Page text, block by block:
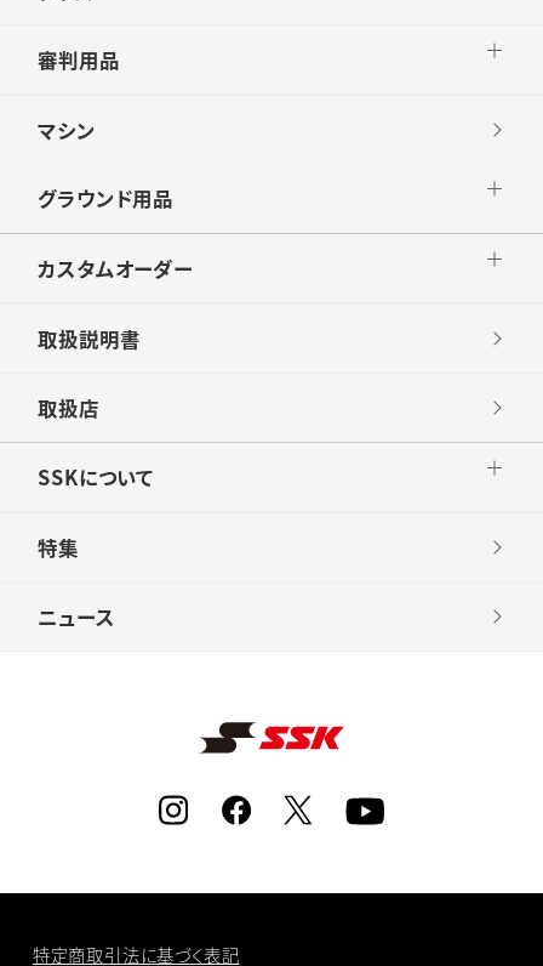
審判用品
マシン
グラウンド用品
カスタムオーダー
取扱説明書
取扱店
SSKについて
特集
ニュース
特定商取引法に基づく表記